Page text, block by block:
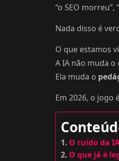
“o SEO
Nada disso é
O que estamos
A IA não muda o
Ela muda o
Em 2026, o jogo
O ruído da
O que já é